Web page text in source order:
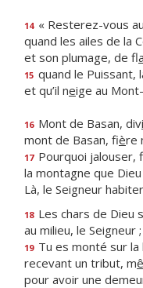
14 « Resterez-vous
quand les ailes de la
et son plumage, de fla
15 quand le Puissant,
et qu’il neige au
16 Mont de Basan, divi
mont de Basan, fière
17 Pourquoi jalouser,
la montagne que Dieu
Là, le Seigneur habiter
18 Les chars de Dieu
au milieu, le Seigneur
19 Tu es monté sur
recevant un tribut, mê
pour avoir une